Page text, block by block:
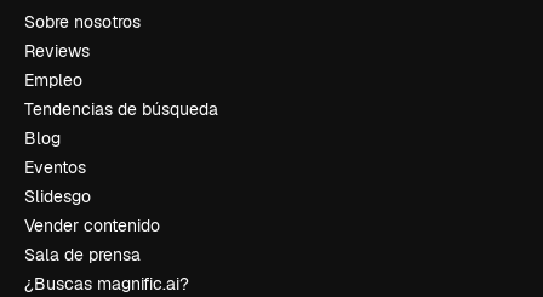
Sobre nosotros
Reviews
Empleo
Tendencias de búsqueda
Blog
Eventos
Slidesgo
Vender contenido
Sala de prensa
¿Buscas magnific.ai?